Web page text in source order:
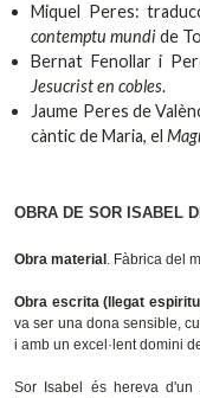
Miquel Peres:
contemptu mundide
Bernat Fenollar i
Jesucrist en cobles.
Jaume Peres de
càntic de Maria, el
OBRA DE SOR ISABEL
Obra material . Fàbrica del
Obra escrita (llegat
va ser una dona sensible,
i amb un excel·lent domini
Sor Isabel és hereva d'un